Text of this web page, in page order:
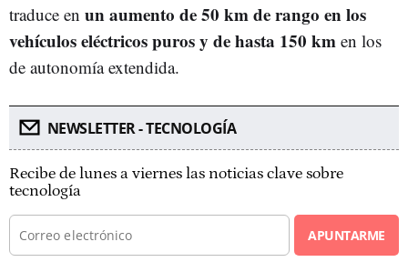
traduce en un aumento de 50 km de rango en los
vehículos eléctricos puros y de hasta 150 km en los
de autonomía extendida.
NEWSLETTER - TECNOLOGÍA
Recibe de lunes a viernes las noticias clave sobre
tecnología
APUNTARME